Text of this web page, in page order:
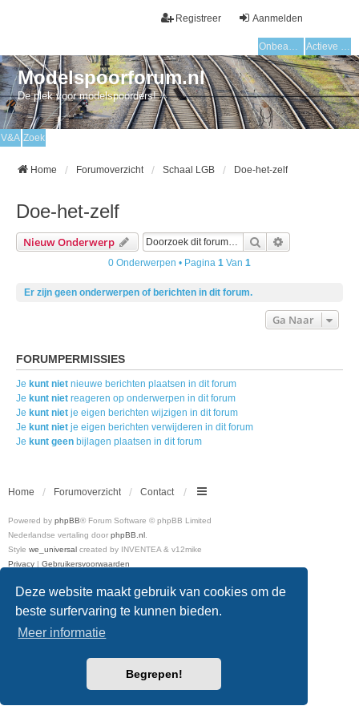
Deze website maakt gebruik van cookies om de
beste surfervaring te kunnen bieden.
Meer informatie
Begrepen!
Aanmelden
Registreer
Onbeantwoorde onderwerpen Actieve onderwerpen
Modelspoorforum.nl
De plek voor modelspoorders!
V&A Zoek
Home Forumoverzicht Schaal LGB Doe-het-zelf
Doe-het-zelf
Nieuw Onderwerp Zoek
0 Onderwerpen • Pagina 1 Van 1
Er zijn geen onderwerpen of berichten in dit forum.
Ga Naar
FORUMPERMISSIES
Je kunt niet nieuwe berichten plaatsen in dit forum
Je kunt niet reageren op onderwerpen in dit forum
Je kunt niet je eigen berichten wijzigen in dit forum
Je kunt niet je eigen berichten verwijderen in dit forum
Je kunt geen bijlagen plaatsen in dit forum
Home Forumoverzicht Contact
Powered by phpBB® Forum Software © phpBB Limited
Nederlandse vertaling door phpBB.nl
Style we_universal created by INVENTEA & v12mike
Privacy | Gebruikersvoorwaarden